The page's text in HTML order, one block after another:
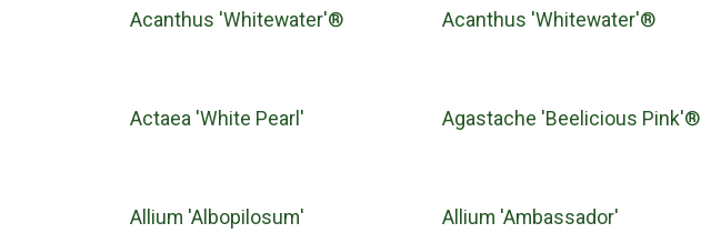
Acanthus 'Whitewater'® Acanthus 'Whitewater'®
Actaea 'White Pearl' Agastache 'Beelicious Pink'®
Allium 'Albopilosum' Allium 'Ambassador'